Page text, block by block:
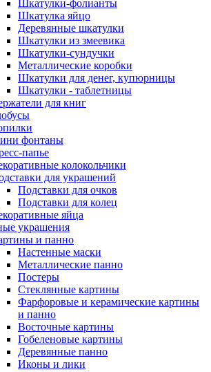
Шкатулки-фолианты
Шкатулка яйцо
Деревянные шкатулки
Шкатулки из змеевика
Шкатулки-сундучки
Металлические коробки
Шкатулки для денег, купюрницы
Шкатулки - таблетницы
для книг
фонтаны
папье
колокольчики
для украшений
Подставки для очков
Подставки для колец
яйца
украшения
и панно
Настенные маски
Металлические панно
Постеры
Стеклянные картины
Фарфоровые и керамические картины
и панно
Восточные картины
Гобеленовые картины
Деревянные панно
Иконы и лики